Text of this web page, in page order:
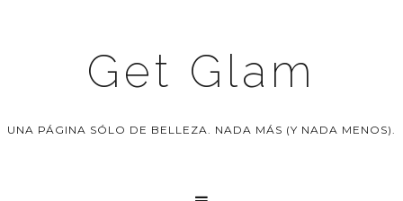
Get Glam
UNA PÁGINA SÓLO DE BELLEZA. NADA MÁS (Y NADA MENOS).